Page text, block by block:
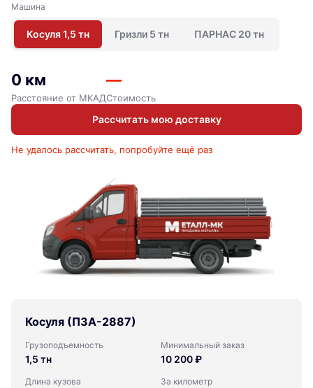
Машина
Косуля 1,5 тн Гризли 5 тн ПАРНАС 20 тн
0 км
Расстояние от МКАД
—
Стоимость
Рассчитать мою доставку
Не удалось рассчитать, попробуйте ещё раз
Косуля (ПЗА-2887)
Грузоподъемность
1,5 тн
Минимальный заказ
10 200 ₽
Длина кузова За километр